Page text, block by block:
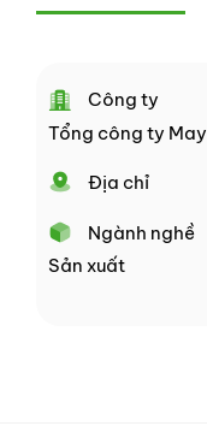
Công ty
Tổng công ty May
Địa chỉ
Ngành nghề
Sản xuất